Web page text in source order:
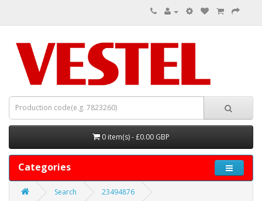
0 item(s) - £0.00 GBP
Categories
Search 23494876